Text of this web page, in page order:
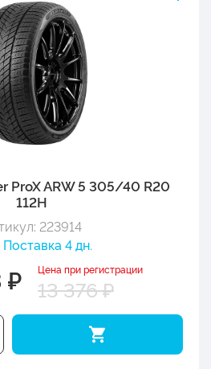
ProX ARW 5 305/40 R20
112H
223914
4 дн.
₽ Цена при регистрации
13 376 ₽